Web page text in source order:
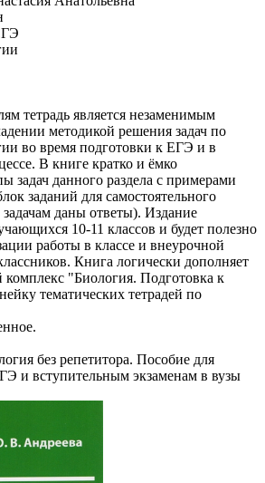
тетрадь является незаменимым
методикой решения задач по
во время подготовки к ЕГЭ и в
В книге кратко и ёмко
задач данного раздела с примерами
заданий для самостоятельного
даны ответы). Издание
10-11 классов и будет полезно
работы в классе и внеурочной
Книга логически дополняет
комплекс "Биология. Подготовка к
тематических тетрадей по
без репетитора. Пособие для
и вступительным экзаменам в вузы